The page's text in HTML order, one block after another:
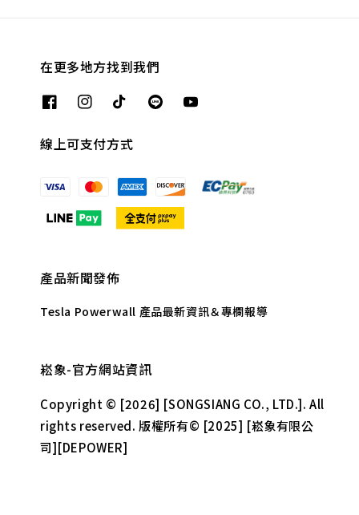
在更多地方找到我們
線上可支付方式
產品新聞發佈
Tesla Powerwall 產品最新資訊＆專欄報導
崧象-官方網站資訊
Copyright © [2026] [SONGSIANG CO., LTD.]. All
rights reserved. 版權所有© [2025] [崧象有限公
司][DEPOWER]